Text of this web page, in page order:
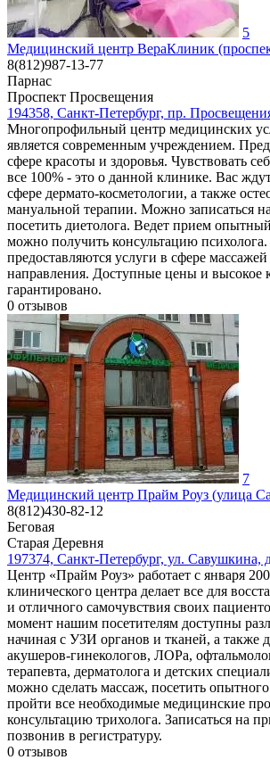
5
Медицинский центр ВераКлиник
8(812)987-13-77
Парнас
Проспект Просвещения
194358, Санкт-Петербург, пр.
Многопрофильный центр медицинских
является современным учреждением.
сфере красоты и здоровья. Чувствовать
все 100% - это о данной клинике. Вас
сфере дермато-косметологии, а также
мануальной терапии. Можно записаться
посетить диетолога. Ведет прием
можно получить консультацию
предоставляются услуги в сфере
направления. Доступные цены и высокое
гарантировано.
0 отзывов
7
Медицинский центр Прайм Роуз (улица
8(812)430-82-12
Беговая
Старая Деревня
197374, Санкт-Петербург, ул. Савушкина,
Центр «Прайм Роуз» работает с января
клинического центра делает все для
и отличного самочувствия своих
момент нашим посетителям доступны
начиная с УЗИ органов и тканей, а также
акушеров-гинекологов, ЛОРа,
терапевта, дерматолога и детских
можно сделать массаж, посетить опытного
пройти все необходимые медицинские
консультацию трихолога. Записаться на
позвонив в регистратуру.
0 отзывов